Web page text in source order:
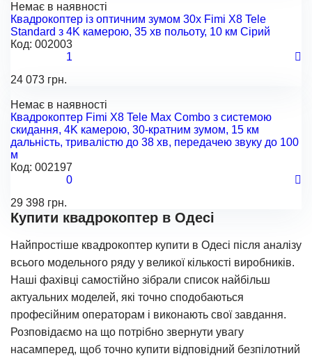
Немає в наявності
Квадрокоптер із оптичним зумом 30х Fimi X8 Tele
Standard з 4K камерою, 35 хв польоту, 10 км Сірий
Код: 002003
1
24 073 грн.
Немає в наявності
Квадрокоптер Fimi X8 Tele Max Combo з системою
скидання, 4K камерою, 30-кратним зумом, 15 км
дальність, тривалістю до 38 хв, передачею звуку до 100
м
Код: 002197
0
29 398 грн.
Купити квадрокоптер в Одесі
Найпростіше квадрокоптер купити в Одесі після аналізу
всього модельного ряду у великої кількості виробників.
Наші фахівці самостійно зібрали список найбільш
актуальних моделей, які точно сподобаються
професійним операторам і виконають свої завдання.
Розповідаємо на що потрібно звернути увагу
насамперед, щоб точно купити відповідний безпілотний